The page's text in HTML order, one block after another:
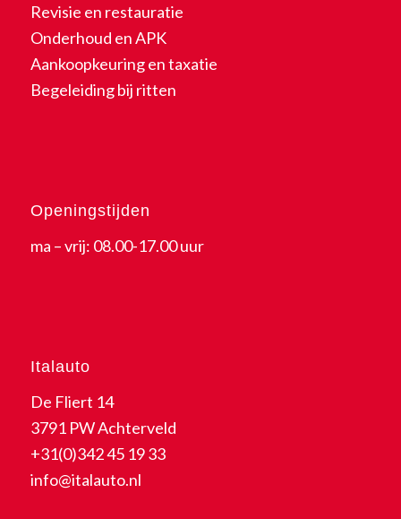
Revisie en restauratie
Onderhoud en APK
Aankoopkeuring en taxatie
Begeleiding bij ritten
Openingstijden
ma – vrij: 08.00-17.00 uur
Italauto
De Fliert 14
3791 PW Achterveld
+31(0)342 45 19 33
info@italauto.nl